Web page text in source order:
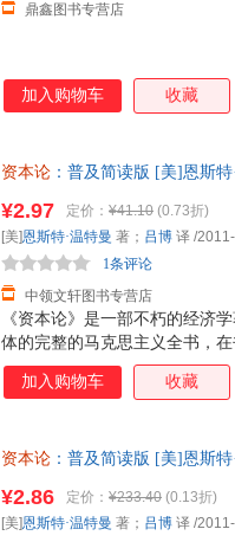
鼎鑫图书专营店
加入购物车 收藏
资本论 ：普及简读版 [美]恩斯
《资本论》是一部不朽的经济
体的完整的马克思主义全书，
唯物论和剩余价值理论得到了
石的经济学巨著，就是历史唯
危机看似一下子把资本主义世
在我们这个时代马克思并没有
找到关于这次经济危机的原因
¥2.97 定价： ¥41.10 (0.73折)
中领文轩图书专营店
1条评论
[美]恩斯特·温特曼 著； 吕博 译 /
加入购物车 收藏
资本论 ：普及简读版 [美]恩斯
¥2.86 定价： ¥233.40 (0.13折)
[美]恩斯特·温特曼 著； 吕博 译 /